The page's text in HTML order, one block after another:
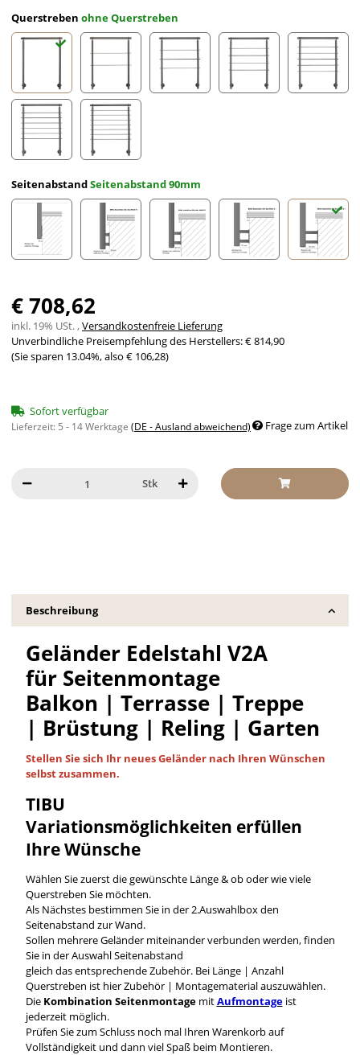
Querstreben ohne Querstreben
ohne Querstreben2 Querstreben
SeitenabstandSeitenabstand 90mm
€ 708,62
inkl. 19% USt. ,Versandkostenfreie Lieferung
Unverbindliche Preisempfehlung des Herstellers:€ 814,90
(Sie sparen 13.04%, also € 106,28)
Sofort verfügbar
Lieferzeit: 5 - 14 Werktage (DE - Ausland abweichend) Frage zum Artikel
Stk
Beschreibung
Geländer Edelstahl V2A
für Seitenmontage
Balkon | Terrasse | Treppe
| Brüstung | Reling | Garten
Stellen Sie sich Ihr neues Geländer nach Ihren Wünschen
selbstzusammen.
TIBU
Variationsmöglichkeiten erfüllen
Ihre Wünsche
Wählen Sie zuerst die gewünschte Länge & ob oder wie viele
Querstreben Sie möchten.
Als Nächstes bestimmen Sie in der 2.Auswahlbox den
Seitenabstand zur Wand.
Sollen mehrere Geländer miteinander verbunden werden, finden
Sie in der Auswahl Seitenabstand
gleich das entsprechende Zubehör. Bei Länge | Anzahl
Querstreben ist hier Zubehör | Montagematerial auszuwählen.
Die Kombination Seitenmontage mitAufmontageist
jederzeit möglich.
Prüfen Sie zum Schluss noch mal Ihren Warenkorb auf
Vollständigkeit und dann viel Spaß beim Montieren.